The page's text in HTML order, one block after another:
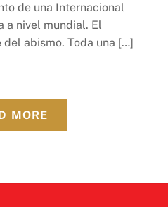
de una Internacional
a nivel mundial. El
abismo. Toda una […]
MORE